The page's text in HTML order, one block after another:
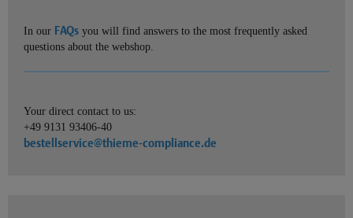
In our FAQs you will find answers to the most frequently asked
questions about the webshop.
Your direct contact to us:
+49 9131 93406-40
bestellservice@thieme-compliance.de